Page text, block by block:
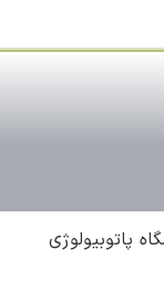
پاتوبیولوژی